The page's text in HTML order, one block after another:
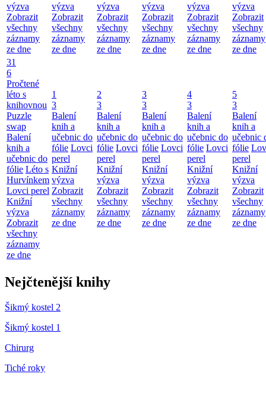
výzva
Zobrazit
všechny
záznamy
ze dne
výzva
Zobrazit
všechny
záznamy
ze dne
výzva
Zobrazit
všechny
záznamy
ze dne
výzva
Zobrazit
všechny
záznamy
ze dne
výzva
Zobrazit
všechny
záznamy
ze dne
výzva
Zobrazit
všechny
záznamy
ze dne
31
6
Pročtené
léto s
knihovnou
Puzzle
swap
Balení
knih a
učebnic do
fólie Léto s
Hurvínkem
Lovci perel
Knižní
výzva
Zobrazit
všechny
záznamy
ze dne
1
3
Balení
knih a
učebnic do
fólie Lovci
perel
Knižní
výzva
Zobrazit
všechny
záznamy
ze dne
2
3
Balení
knih a
učebnic do
fólie Lovci
perel
Knižní
výzva
Zobrazit
všechny
záznamy
ze dne
3
3
Balení
knih a
učebnic do
fólie Lovci
perel
Knižní
výzva
Zobrazit
všechny
záznamy
ze dne
4
3
Balení
knih a
učebnic do
fólie Lovci
perel
Knižní
výzva
Zobrazit
všechny
záznamy
ze dne
5
3
Balení
knih a
učebnic
fólie
perel
Knižní
výzva
Zobrazit
všechny
záznamy
ze dne
Nejčtenější knihy
Šikmý kostel 2
Šikmý kostel 1
Chirurg
Tiché roky